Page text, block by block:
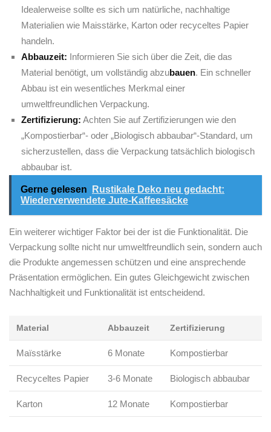
Idealerweise‍ sollte es sich um natürliche, ⁤nachhaltige
Materialien wie‍ Maisstärke, Karton oder recyceltes Papier
handeln.
Abbauzeit: ‌Informieren Sie sich über die ​Zeit, die ​das
Material benötigt, um‌ vollständig abzubauen. Ein ​schneller
Abbau ist‍ ein‌ wesentliches Merkmal einer
umweltfreundlichen‍ Verpackung.
Zertifizierung: Achten Sie auf Zertifizierungen wie den
„Kompostierbar“- ⁢oder „Biologisch​ abbaubar“-Standard, um
sicherzustellen, dass ⁣die Verpackung ⁢tatsächlich biologisch
abbaubar ist.
Gerne gelesen
Rustikale Deko neu gedacht:
Wiederverwendete Jute-Kaffeesäcke
Ein weiterer wichtiger Faktor bei der ist die Funktionalität. Die
Verpackung sollte⁤ nicht nur ​umweltfreundlich sein, sondern auch
die Produkte ⁤angemessen schützen und eine ansprechende
Präsentation ‍ermöglichen. ⁣Ein gutes Gleichgewicht zwischen
Nachhaltigkeit und Funktionalität ⁣ist entscheidend.
Material Abbauzeit Zertifizierung
Maïsstärke 6 Monate Kompostierbar
Recyceltes⁣ Papier 3-6 Monate Biologisch abbaubar
Karton 12‍ Monate Kompostierbar